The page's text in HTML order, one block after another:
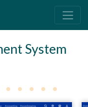
System